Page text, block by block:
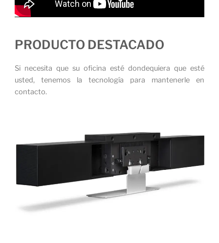
PRODUCTO DESTACADO
Si necesita que su oficina esté dondequiera que esté
usted, tenemos la tecnología para mantenerle en
contacto.